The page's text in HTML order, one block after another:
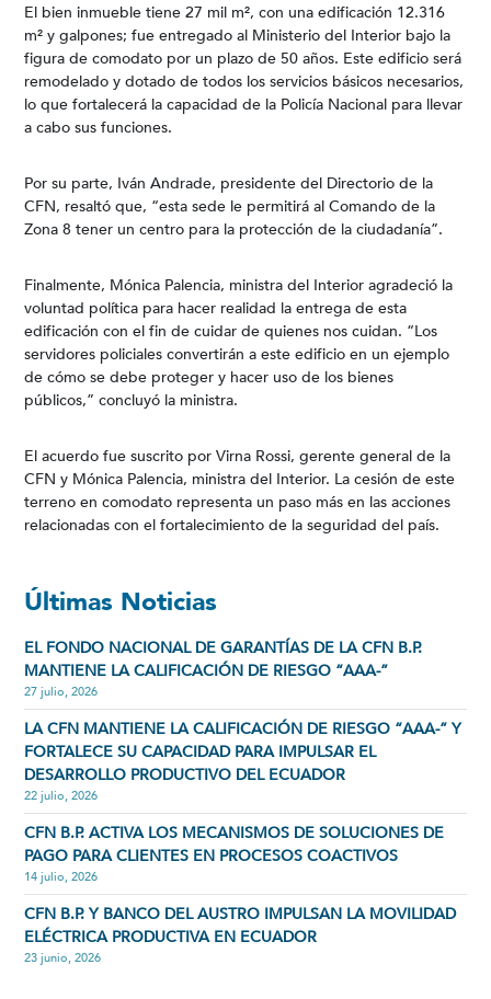
El bien inmueble tiene 27 mil m², con una edificación 12.316
m² y galpones; fue entregado al Ministerio del Interior bajo la
figura de comodato por un plazo de 50 años. Este edificio será
remodelado y dotado de todos los servicios básicos necesarios,
lo que fortalecerá la capacidad de la Policía Nacional para llevar
a cabo sus funciones.
Por su parte, Iván Andrade, presidente del Directorio de la
CFN, resaltó que, “esta sede le permitirá al Comando de la
Zona 8 tener un centro para la protección de la ciudadanía”.
Finalmente, Mónica Palencia, ministra del Interior agradeció la
voluntad política para hacer realidad la entrega de esta
edificación con el fin de cuidar de quienes nos cuidan. “Los
servidores policiales convertirán a este edificio en un ejemplo
de cómo se debe proteger y hacer uso de los bienes
públicos,” concluyó la ministra.
El acuerdo fue suscrito por Virna Rossi, gerente general de la
CFN y Mónica Palencia, ministra del Interior. La cesión de este
terreno en comodato representa un paso más en las acciones
relacionadas con el fortalecimiento de la seguridad del país.
Últimas Noticias
EL FONDO NACIONAL DE GARANTÍAS DE LA CFN B.P.
MANTIENE LA CALIFICACIÓN DE RIESGO “AAA-”
27 julio, 2026
LA CFN MANTIENE LA CALIFICACIÓN DE RIESGO “AAA-” Y
FORTALECE SU CAPACIDAD PARA IMPULSAR EL
DESARROLLO PRODUCTIVO DEL ECUADOR
22 julio, 2026
CFN B.P. ACTIVA LOS MECANISMOS DE SOLUCIONES DE
PAGO PARA CLIENTES EN PROCESOS COACTIVOS
14 julio, 2026
CFN B.P. Y BANCO DEL AUSTRO IMPULSAN LA MOVILIDAD
ELÉCTRICA PRODUCTIVA EN ECUADOR
23 junio, 2026